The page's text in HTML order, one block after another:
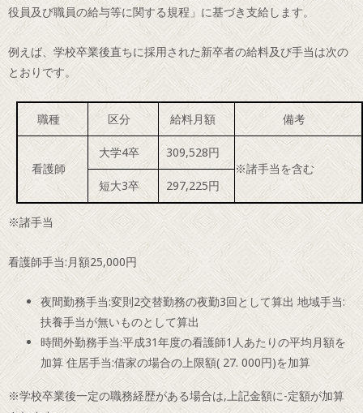
役員及び職員の給与等に関する規程」に基づき支給します。
例えば、学校卒業後直ちに採用された新卒者の給料及び手当は次の
とおりです。
職種 区分 給料月額 備考
看護師
大学4卒
309,528円
※諸手当を含む
短大3卒
297,225円
※諸手当
看護師手当:月額25,000円
夜間勤務手当:変則2交替勤務の夜勤3回として算出 地域手当:
扶養手当が無いものとして算出
時間外勤務手当:平成31年度の看護師1人あたりの平均月額を
加算 住居手当:借家の場合の上限額( 27. 000円)を加算
※学校卒業後一定の職務経歴がある場合は,上記金額に-定額が加算